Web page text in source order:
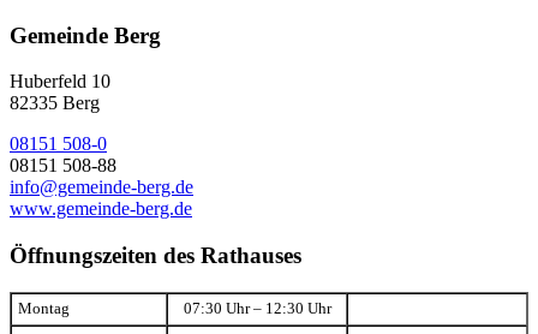
Gemeinde Berg
Huberfeld 10
82335 Berg
08151 508-0
08151 508-88
info@gemeinde-berg.de
www.gemeinde-berg.de
Öffnungszeiten des Rathauses
Montag 07:30 Uhr – 12:30 Uhr